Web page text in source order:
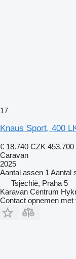
17
Knaus Sport, 400
€ 18.740 CZK 453.700
Caravan
2025
Aantal assen 1 Aantal
Tsjechië, Praha 5
Karavan Centrum
Contact opnemen met